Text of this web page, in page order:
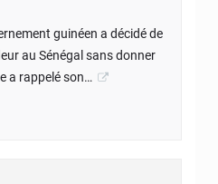
guinéen a décidé de
au Sénégal sans donner
a rappelé son…